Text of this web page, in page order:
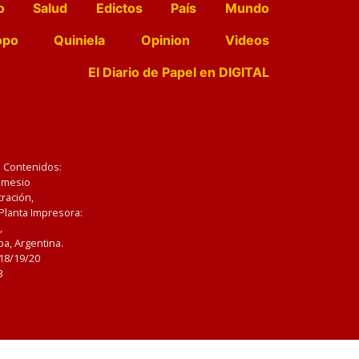
Salud Edictos País
Mundo
Quiniela Opinion
Videos
El Diario de Papel en DIGITAL
Impresora:
Argentina.
19/20